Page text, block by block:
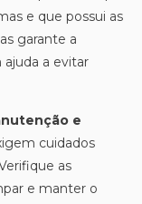
e que possui as
garante a
a evitar
e
cuidados
as
e manter o